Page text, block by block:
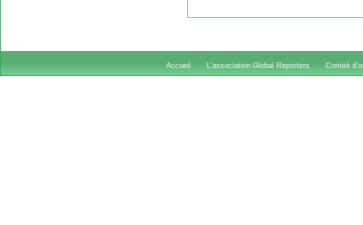
Accueil L'association Global Reporters Comité